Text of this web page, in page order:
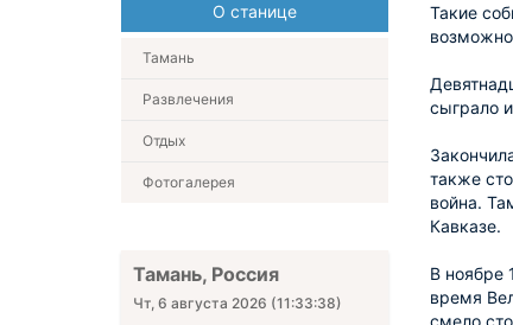
Такие
сыграло
также
война.
Кавказе.
В ноябре
время
смело
О станице
Тамань
Развлечения
Отдых
Фотогалерея
Тамань, Россия
Чт, 6 августа 2026 (11:33:39)